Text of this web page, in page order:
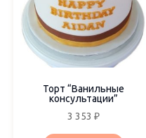
Торт “Ванильные
консультации”
3 353 ₽